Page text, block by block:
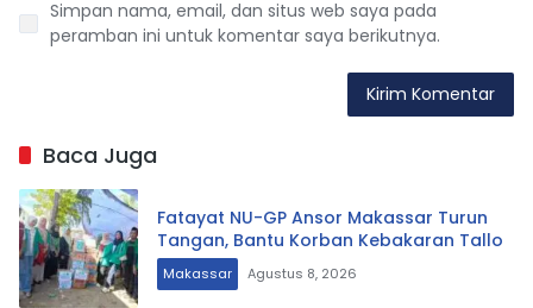
Simpan nama, email, dan situs web saya pada
peramban ini untuk komentar saya berikutnya.
Baca Juga
Fatayat NU-GP Ansor Makassar Turun
Tangan, Bantu Korban Kebakaran Tallo
Makassar Agustus 8, 2026